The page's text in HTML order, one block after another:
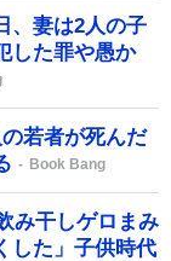
、妻は2人の子
した罪や愚か
若者が死んだ
Book Bang
み干しゲロまみ
した」子供時代